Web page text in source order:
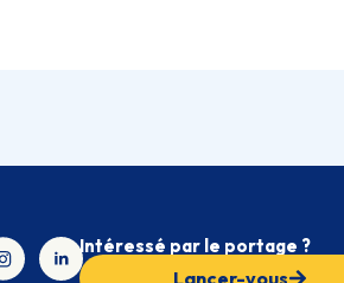
Intéressé par le portage ?
Lancer-vous